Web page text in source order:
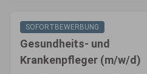
SOFORTBEWERBUNG
Gesundheits- und
Krankenpfleger (m/w/d)